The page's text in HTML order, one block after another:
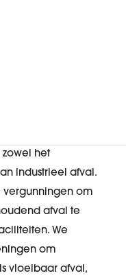
het
industrieel afval.
vergunningen om
afval te
We
om
vloeibaar afval,